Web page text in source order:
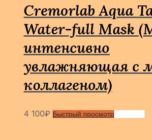
Cremorlab Aqua
Water-full Mask
интенсивно
увлажняющая с
коллагеном)
4 100₽ Быстрый просмотр